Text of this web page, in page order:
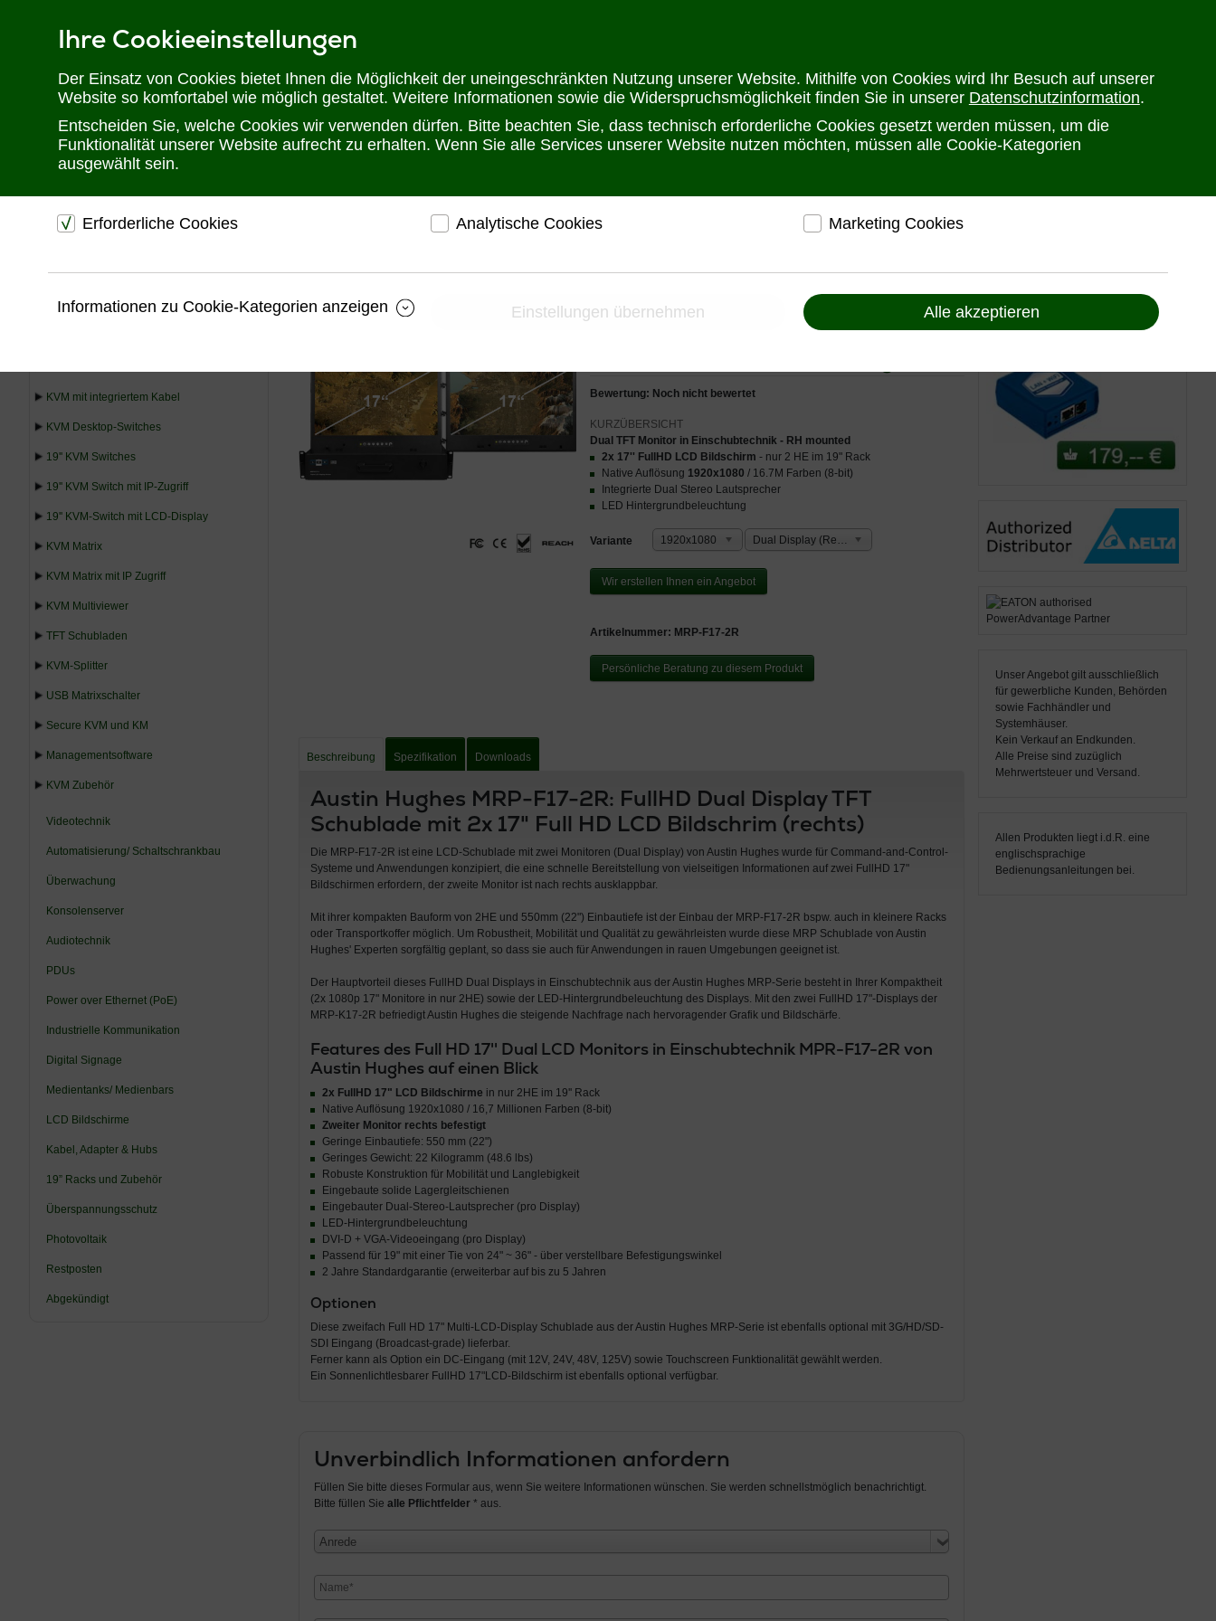
Ihre Cookieeinstellungen
Der Einsatz von Cookies bietet Ihnen die Möglichkeit der uneingeschränkten Nutzung unserer Website. Mithilfe von Cookies wird Ihr Besuch auf unserer
Website so komfortabel wie möglich gestaltet. Weitere Informationen sowie die Widerspruchsmöglichkeit finden Sie in unserer Datenschutzinformation.
Entscheiden Sie, welche Cookies wir verwenden dürfen. Bitte beachten Sie, dass technisch erforderliche Cookies gesetzt werden müssen, um die
Funktionalität unserer Website aufrecht zu erhalten. Wenn Sie alle Services unserer Website nutzen möchten, müssen alle Cookie-Kategorien
ausgewählt sein.
Erforderliche Cookies
Website.
Analytische Cookies
Besucherverhalten kennenzulernen und die Website
Ermöglichen eine Verbesserung des
Marketing Cookies
individuelle Angebote und Services anbieten zu
können
Liefern Anzeigen, die zu Ihren Interessen passen
bestmöglichen Service anbieten zu können
Informationen zu Cookie-Kategorien anzeigen Einstellungen übernehmen Alle akzeptieren
Telefon: 02302 28 28 30
PRODUKTE HERSTELLER ANSPRECHPARTNER
USV
KVM mit integriertem Kabel
KVM Desktop-Switches
19'' KVM Switches
19'' KVM Switch mit IP-Zugriff
19'' KVM-Switch mit LCD-Display
KVM Matrix
KVM Matrix mit IP Zugriff
KVM Multiviewer
TFT Schubladen
KVM-Splitter
USB Matrixschalter
Secure KVM und KM
Managementsoftware
KVM Zubehör
Videotechnik
Automatisierung/ Schaltschrankbau
Überwachung
Konsolenserver
Audiotechnik
PDUs
Power over Ethernet (PoE)
Industrielle Kommunikation
Digital Signage
Medientanks/ Medienbars
LCD Bildschirme
Kabel, Adapter & Hubs
19” Racks und Zubehör
Überspannungsschutz
Photovoltaik
Restposten
Abgekündigt
Einschubtechnik
Bewertung: Noch nicht bewertet
Dual TFT Monitor in Einschubtechnik - RH mounted
2x 17'' FullHD LCD Bildschirm - nur 2 HE im 19" Rack
Native Auflösung 1920x1080 / 16.7M Farben (8-bit)
Integrierte Dual Stereo Lautsprecher
LED Hintergrundbeleuchtung
Variante 1920x1080
Wir erstellen Ihnen ein Angebot
Artikelnummer: MRP-F17-2R
Persönliche Beratung zu diesem Produkt
Beschreibung Spezifikation Downloads
Austin Hughes MRP-F17-2R: FullHD Dual Display TFT
Schublade mit 2x 17" Full HD LCD Bildschrim (rechts)
Die MRP-F17-2R ist eine LCD-Schublade mit zwei Monitoren (Dual Display) von Austin Hughes wurde für Command-and-Control-
Systeme und Anwendungen konzipiert, die eine schnelle Bereitstellung von vielseitigen Informationen auf zwei FullHD 17"
Bildschirmen erfordern, der zweite Monitor ist nach rechts ausklappbar.
Mit ihrer kompakten Bauform von 2HE und 550mm (22") Einbautiefe ist der Einbau der MRP-F17-2R bspw. auch in kleinere Racks
oder Transportkoffer möglich. Um Robustheit, Mobilität und Qualität zu gewährleisten wurde diese MRP Schublade von Austin
Hughes' Experten sorgfältig geplant, so dass sie auch für Anwendungen in rauen Umgebungen geeignet ist.
Der Hauptvorteil dieses FullHD Dual Displays in Einschubtechnik aus der Austin Hughes MRP-Serie besteht in Ihrer Kompaktheit
(2x 1080p 17" Monitore in nur 2HE) sowie der LED-Hintergrundbeleuchtung des Displays. Mit den zwei FullHD 17"-Displays der
MRP-K17-2R befriedigt Austin Hughes die steigende Nachfrage nach hervoragender Grafik und Bildschärfe.
Features des Full HD 17'' Dual LCD Monitors in Einschubtechnik MPR-F17-2R von
Austin Hughes auf einen Blick
2x FullHD 17" LCD Bildschirme in nur 2HE im 19'' Rack
Native Auflösung 1920x1080 / 16,7 Millionen Farben (8-bit)
Zweiter Monitor rechts befestigt
Geringe Einbautiefe: 550 mm (22")
Geringes Gewicht: 22 Kilogramm (48.6 lbs)
Robuste Konstruktion für Mobilität und Langlebigkeit
Eingebaute solide Lagergleitschienen
Eingebauter Dual-Stereo-Lautsprecher (pro Display)
LED-Hintergrundbeleuchtung
DVI-D + VGA-Videoeingang (pro Display)
Passend für 19" mit einer Tie von 24" ~ 36" - über verstellbare Befestigungswinkel
2 Jahre Standardgarantie (erweiterbar auf bis zu 5 Jahren
Optionen
Diese zweifach Full HD 17" Multi-LCD-Display Schublade aus der Austin Hughes MRP-Serie ist ebenfalls optional mit 3G/HD/SD-
SDI Eingang (Broadcast-grade) lieferbar.
Ferner kann als Option ein DC-Eingang (mit 12V, 24V, 48V, 125V) sowie Touchscreen Funktionalität gewählt werden.
Ein Sonnenlichtlesbarer FullHD 17"LCD-Bildschirm ist ebenfalls optional verfügbar.
Unverbindlich Informationen anfordern
Füllen Sie bitte dieses Formular aus, wenn Sie weitere Informationen wünschen. Sie werden schnellstmöglich benachrichtigt.
Bitte füllen Sie alle Pflichtfelder* aus.
Anrede
Unser Angebot gilt ausschließlich
für gewerbliche Kunden, Behörden
sowie Fachhändler und
Systemhäuser.
Kein Verkauf an Endkunden.
Alle Preise sind zuzüglich
Mehrwertsteuer und Versand.
Allen Produkten liegt i.d.R. eine
englischsprachige
Bedienungsanleitungen bei.